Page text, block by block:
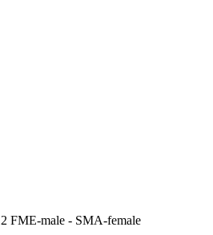
FME-male - SMA-female